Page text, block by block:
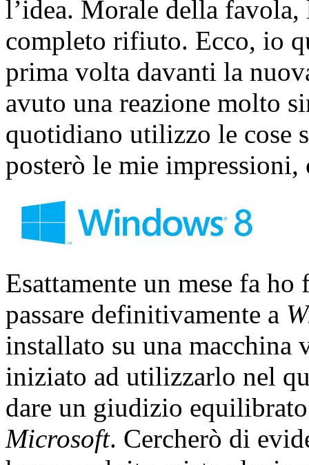
l’idea. Morale della favola,
completo rifiuto. Ecco, io
prima volta davanti la
avuto una reazione molto
quotidiano utilizzo le cose
posterò le mie impressioni,
Esattamente un mese fa
passare definitivamente a
installato su una
iniziato ad utilizzarlo nel
dare un giudizio
Microsoft. Cercherò di